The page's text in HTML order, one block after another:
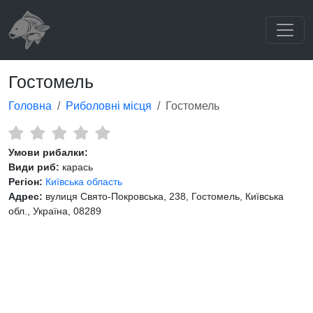
Гостомель
Головна Риболовні місця Гостомель
Умови рибалки:
Види риб: карась
Регіон: Київська область
Адрес: вулиця Свято-Покровська, 238, Гостомель, Київська
обл., Україна, 08289